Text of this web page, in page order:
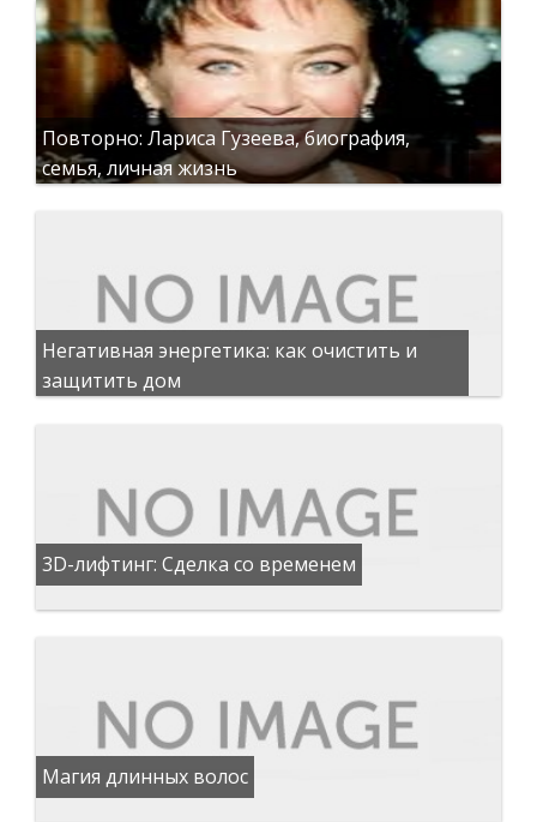
Повторно: Лариса Гузеева, биография,
семья, личная жизнь
Негативная энергетика: как очистить и
защитить дом
3D-лифтинг: Сделка со временем
Магия длинных волос